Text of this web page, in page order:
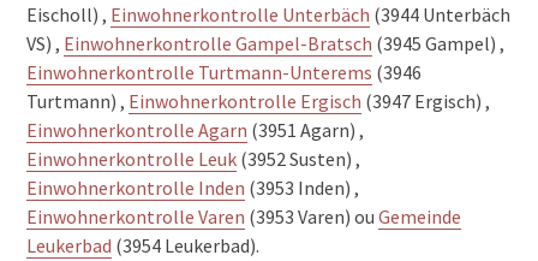
Eischoll) , Einwohnerkontrolle Unterbäch (3944 Unterbäch
VS) , Einwohnerkontrolle Gampel-Bratsch (3945 Gampel) ,
Einwohnerkontrolle Turtmann-Unterems (3946
Turtmann) , Einwohnerkontrolle Ergisch (3947 Ergisch) ,
Einwohnerkontrolle Agarn (3951 Agarn) ,
Einwohnerkontrolle Leuk (3952 Susten) ,
Einwohnerkontrolle Inden (3953 Inden) ,
Einwohnerkontrolle Varen (3953 Varen) ouGemeinde
Leukerbad (3954 Leukerbad).